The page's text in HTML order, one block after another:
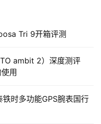
Tri 9开箱评测
ambit 2）深度测评
用
时多功能GPS腕表国行